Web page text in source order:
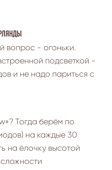
вопрос - огоньки.
подсветкой -
и не надо париться с
Тогда берём по
на каждые 30
на ёлочку высотой